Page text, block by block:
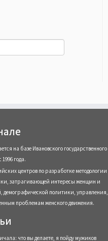
на базе Ивановского государственного
года.
центров по разработке методологии
затрагивающей интересы женщин и
демографической политики, управления,
проблемам женского движения.
что вы делаете, я пойду мужиков